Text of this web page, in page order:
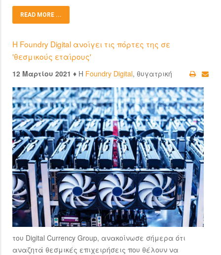
READ MORE ...
H Foundry Digital ανοίγει τις πόρτες της σε
'θεσμικούς εταίρους'
12 Μαρτίου 2021 ♦ Η Foundry Digital, θυγατρική
του Digital Currency Group, ανακοίνωσε σήμερα ότι
αναζητά θεσμικές επιχειρήσεις που θέλουν να